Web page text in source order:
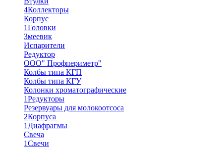
4Коллекторы
Корпус
1Головки
Змеевик
Испарители
Редуктор
ООО" Профпериметр"
Колбы типа КГП
Колбы типа КГУ
Колонки хроматографические
1Редукторы
Резервуары для молокоотсоса
2Корпуса
1 Диафрагмы
Свеча
1Свечи